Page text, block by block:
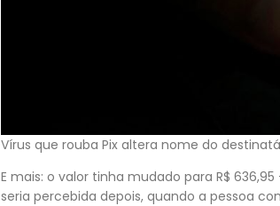
Vírus que rouba Pix altera nome do
E mais: o valor tinha mudado para R$
seria percebida depois, quando a pessoa